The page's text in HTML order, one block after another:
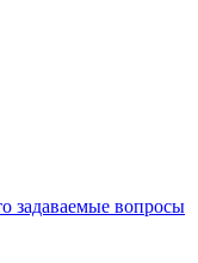
задаваемые вопросы